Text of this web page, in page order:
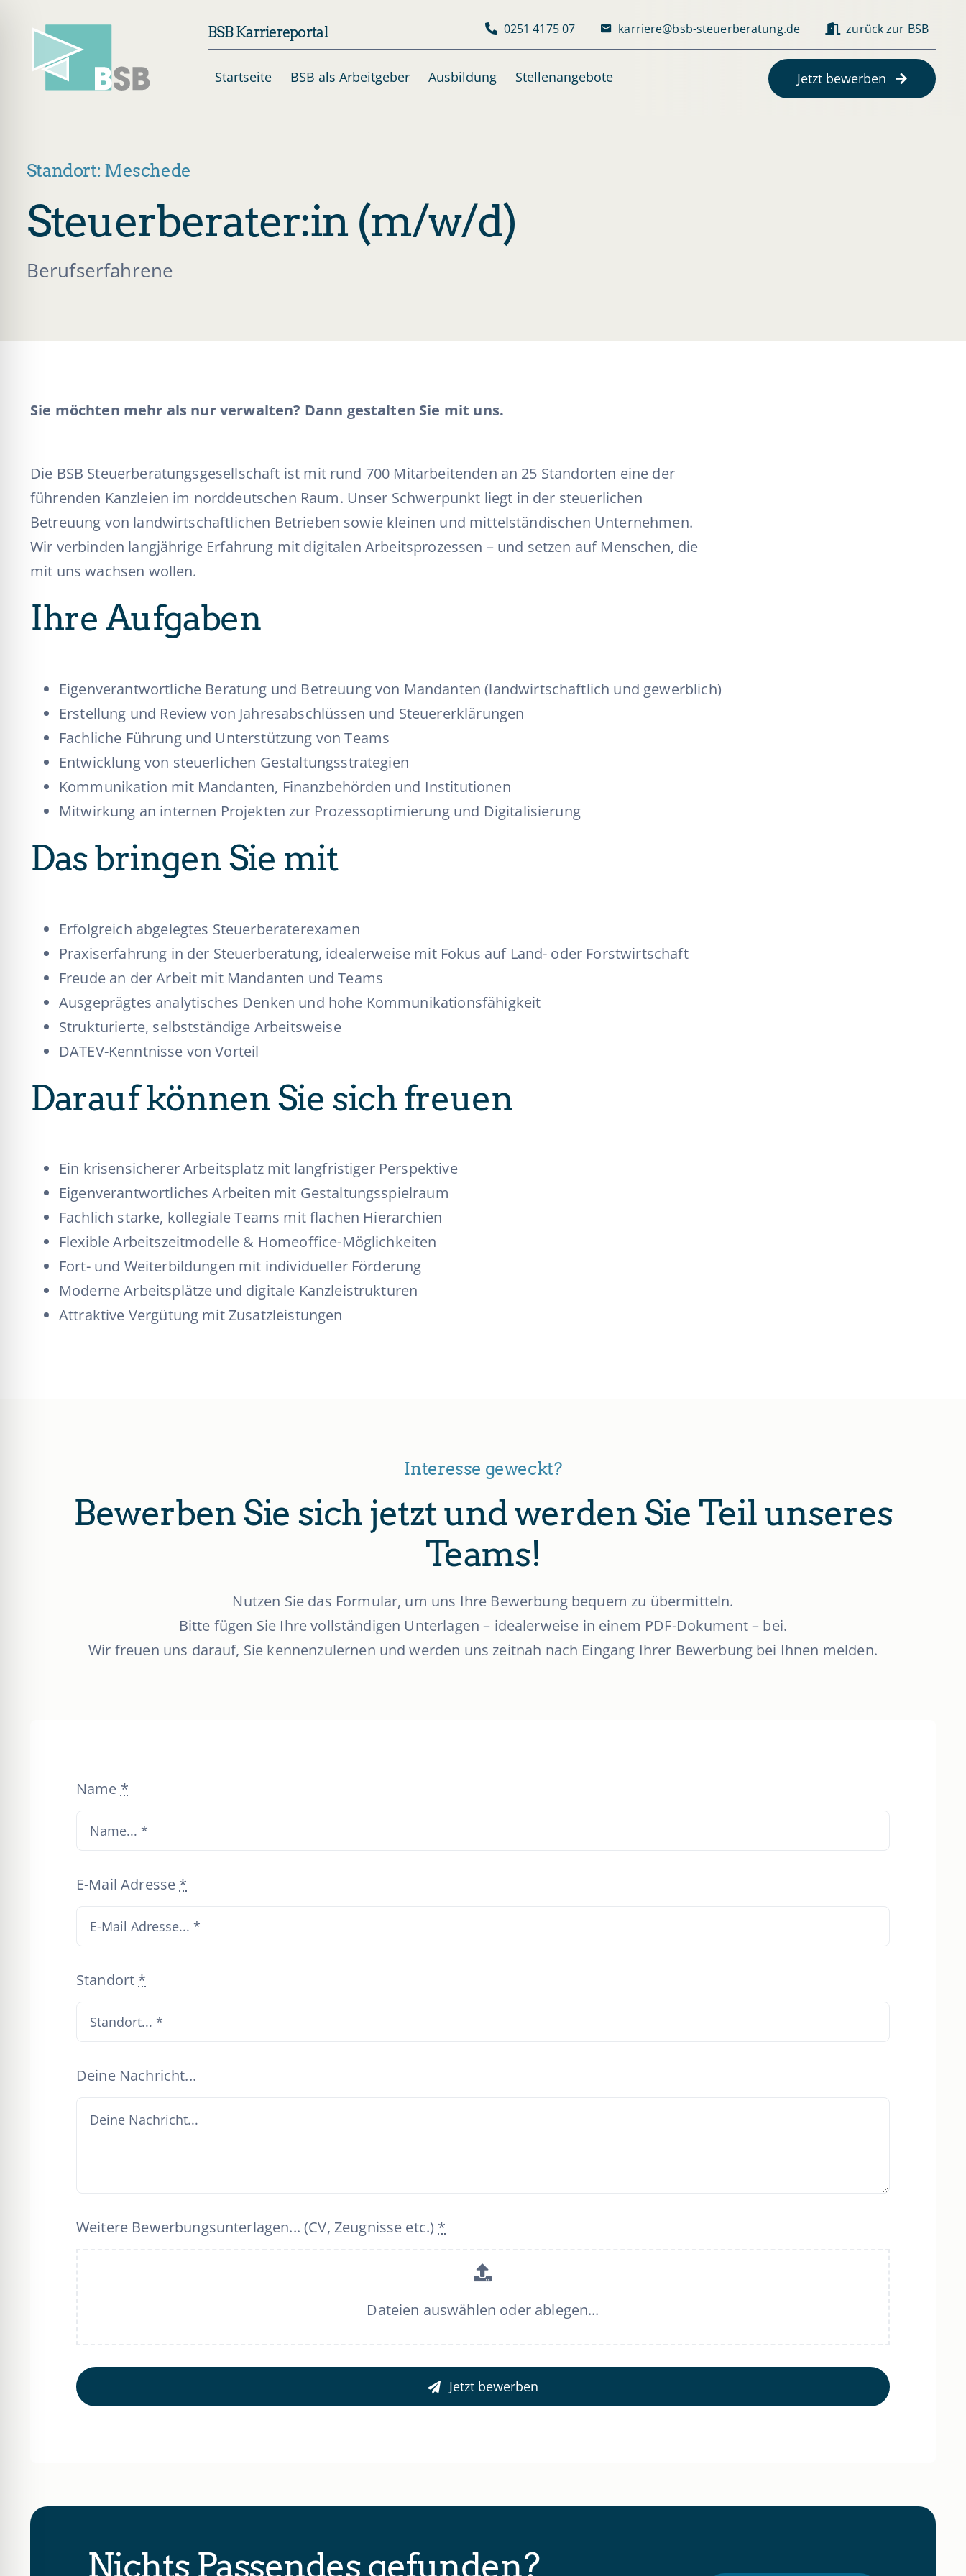
content
BSB Karriereportal 0251 4175 07 karriere@bsb-steuerberatung.de zurück zur BSB
Startseite BSB als Arbeitgeber Ausbildung Stellenangebote Jetzt bewerben
Standort: Meschede
Steuerberater:in (m/w/d)
Berufserfahrene
Sie möchten mehr als nur verwalten? Dann gestalten Sie mit uns.
Die BSB Steuerberatungsgesellschaft ist mit rund 700 Mitarbeitenden an 25 Standorten eine der
führenden Kanzleien im norddeutschen Raum. Unser Schwerpunkt liegt in der steuerlichen
Betreuung von landwirtschaftlichen Betrieben sowie kleinen und mittelständischen Unternehmen.
Wir verbinden langjährige Erfahrung mit digitalen Arbeitsprozessen – und setzen auf Menschen, die
mit uns wachsen wollen.
Ihre Aufgaben
Eigenverantwortliche Beratung und Betreuung von Mandanten (landwirtschaftlich und gewerblich)
Erstellung und Review von Jahresabschlüssen und Steuererklärungen
Fachliche Führung und Unterstützung von Teams
Entwicklung von steuerlichen Gestaltungsstrategien
Kommunikation mit Mandanten, Finanzbehörden und Institutionen
Mitwirkung an internen Projekten zur Prozessoptimierung und Digitalisierung
Das bringen Sie mit
Erfolgreich abgelegtes Steuerberaterexamen
Praxiserfahrung in der Steuerberatung, idealerweise mit Fokus auf Land- oder Forstwirtschaft
Freude an der Arbeit mit Mandanten und Teams
Ausgeprägtes analytisches Denken und hohe Kommunikationsfähigkeit
Strukturierte, selbstständige Arbeitsweise
DATEV-Kenntnisse von Vorteil
Darauf können Sie sich freuen
Ein krisensicherer Arbeitsplatz mit langfristiger Perspektive
Eigenverantwortliches Arbeiten mit Gestaltungsspielraum
Fachlich starke, kollegiale Teams mit flachen Hierarchien
Flexible Arbeitszeitmodelle & Homeoffice-Möglichkeiten
Fort- und Weiterbildungen mit individueller Förderung
Moderne Arbeitsplätze und digitale Kanzleistrukturen
Attraktive Vergütung mit Zusatzleistungen
Interesse geweckt?
Bewerben Sie sich jetzt und werden Sie Teil unseres
Teams!
Nutzen Sie das Formular, um uns Ihre Bewerbung bequem zu übermitteln.
Bitte fügen Sie Ihre vollständigen Unterlagen – idealerweise in einem PDF-Dokument – bei.
Wir freuen uns darauf, Sie kennenzulernen und werden uns zeitnah nach Eingang Ihrer Bewerbung bei Ihnen melden.
Name *
E-Mail Adresse *
Standort *
Deine Nachricht...
Weitere Bewerbungsunterlagen... (CV, Zeugnisse etc.) *
Dateien auswählen oder ablegen...
Jetzt bewerben
Nichts Passendes gefunden?